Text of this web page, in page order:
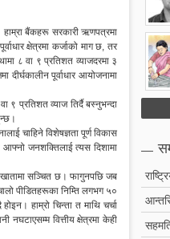
हाम्रा बैंकहरू सरकारी ऋणपत्रमा
क्षेत्रमा कर्जाको माग छ, तर
८ वा ९ प्रतिशत व्याजदरमा ३
दीर्घकालीन पूर्वाधार आयोजनामा
९ प्रतिशत व्याज तिर्दै बस्नुभन्दा
चाहिने विशेषज्ञता पूर्ण विकास
जनशक्तिलाई त्यस दिशामा
खातामा सञ्चित छ। फागुनपछि जब
पीडितहरूका निम्ति लगभग ५०
हाम्रो चिन्ता त माथि चर्चा
वित्तीय क्षेत्रमा केही